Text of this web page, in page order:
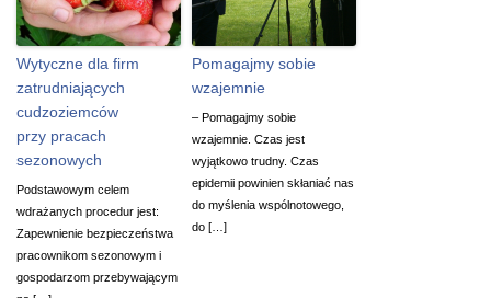
Wytyczne dla firm
zatrudniających
cudzoziemców
przy pracach
sezonowych
Podstawowym celem
wdrażanych procedur jest:
Zapewnienie bezpieczeństwa
pracownikom sezonowym i
gospodarzom przebywającym
Pomagajmy sobie
wzajemnie
– Pomagajmy sobie
wzajemnie. Czas jest
wyjątkowo trudny. Czas
epidemii powinien skłaniać nas
do myślenia wspólnotowego,
do […]